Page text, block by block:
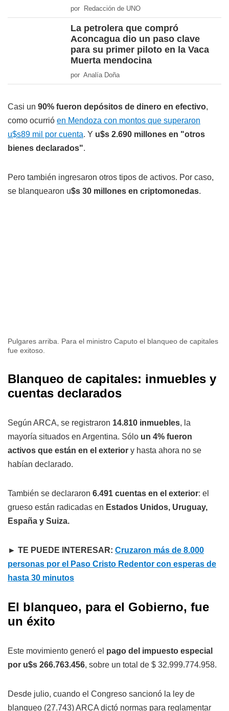
por Redacción de UNO
La petrolera que compró
Aconcagua dio un paso clave
para su primer piloto en la Vaca
Muerta mendocina
por Analía Doña
Casi un 90% fueron depósitos de dinero en efectivo,
como ocurrió en Mendoza con montos que superaron
u$s89 mil por cuenta. Y u$s 2.690 millones en "otros
bienes declarados".
Pero también ingresaron otros tipos de activos. Por caso,
se blanquearon u$s 30 millones en criptomonedas.
Pulgares arriba. Para el ministro Caputo el blanqueo de capitales
fue exitoso.
Blanqueo de capitales: inmuebles y
cuentas declarados
Según ARCA, se registraron 14.810 inmuebles, la
mayoría situados en Argentina. Sólo un 4% fueron
activos que están en el exterior y hasta ahora no se
habían declarado.
También se declararon 6.491 cuentas en el exterior: el
grueso están radicadas en Estados Unidos, Uruguay,
España y Suiza.
► TE PUEDE INTERESAR: Cruzaron más de 8.000
personas por el Paso Cristo Redentor con esperas de
hasta 30 minutos
El blanqueo, para el Gobierno, fue
un éxito
Este movimiento generó el pago del impuesto especial
por u$s 266.763.456, sobre un total de $ 32.999.774.958.
Desde julio, cuando el Congreso sancionó la ley de
blanqueo (27.743) ARCA dictó normas para reglamentar